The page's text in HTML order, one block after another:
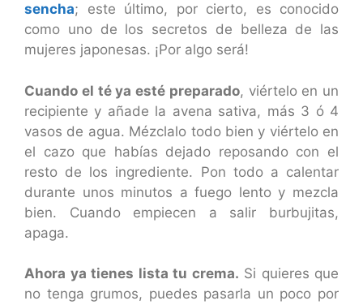
sencha; este último, por cierto, es conocido
como uno de los secretos de belleza de las
mujeres japonesas. ¡Por algo será!
Cuando el té ya esté preparado, viértelo en un
recipiente y añade la avena sativa, más 3 ó 4
vasos de agua. Mézclalo todo bien y viértelo en
el cazo que habías dejado reposando con el
resto de los ingrediente. Pon todo a calentar
durante unos minutos a fuego lento y mezcla
bien. Cuando empiecen a salir burbujitas,
apaga.
Ahora ya tienes lista tu crema. Si quieres que
no tenga grumos, puedes pasarla un poco por